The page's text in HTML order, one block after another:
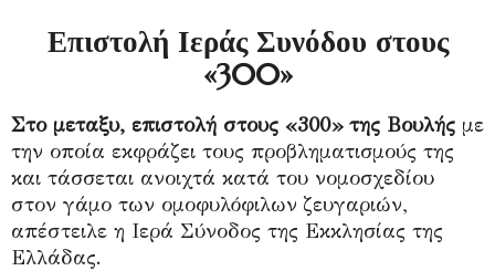
Επιστολή Ιεράς Συνόδου στους
«300»
Στο μεταξυ, επιστολή στους «300» της Βουλής με
την οποία εκφράζει τους προβληματισμούς της
και τάσσεται ανοιχτά κατά του νομοσχεδίου
στον γάμο των ομοφυλόφιλων ζευγαριών,
απέστειλε η Ιερά Σύνοδος της Εκκλησίας της
Ελλάδας.